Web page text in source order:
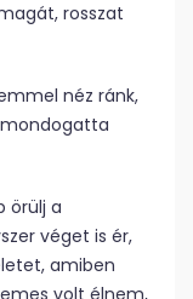
rosszat
néz ránk,
örülj a
véget is ér,
amiben
volt élnem,